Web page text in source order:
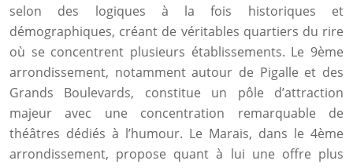
selon des logiques à la fois historiques et
démographiques, créant de véritables quartiers du rire
où se concentrent plusieurs établissements. Le 9ème
arrondissement, notamment autour de Pigalle et des
Grands Boulevards, constitue un pôle d’attraction
majeur avec une concentration remarquable de
théâtres dédiés à l’humour. Le Marais, dans le 4ème
arrondissement, propose quant à lui une offre plus